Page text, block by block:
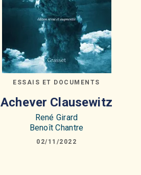
ESSAIS ET DOCUMENTS
Achever Clausewitz
René Girard
Benoît Chantre
02/11/2022